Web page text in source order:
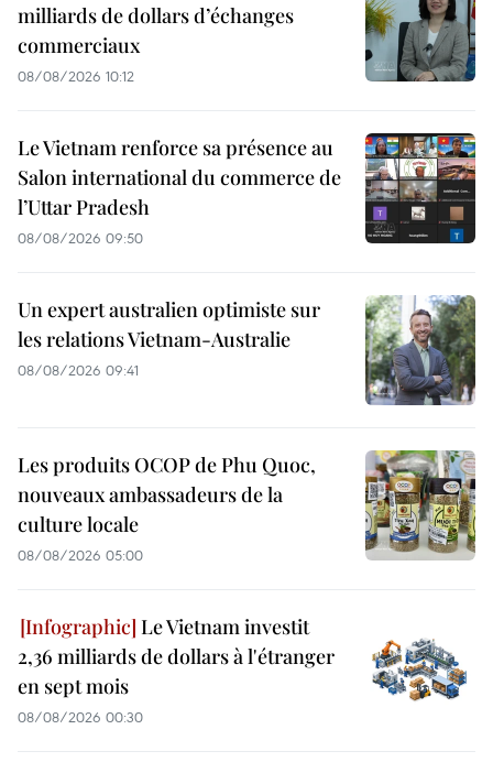
milliards de dollars d’échanges
commerciaux
08/08/2026 10:12
Le Vietnam renforce sa présence au
Salon international du commerce de
l’Uttar Pradesh
08/08/2026 09:50
Un expert australien optimiste sur
les relations Vietnam-Australie
08/08/2026 09:41
Les produits OCOP de Phu Quoc,
nouveaux ambassadeurs de la
culture locale
08/08/2026 05:00
Le Vietnam investit
2,36 milliards de dollars à l'étranger
en sept mois
08/08/2026 00:30